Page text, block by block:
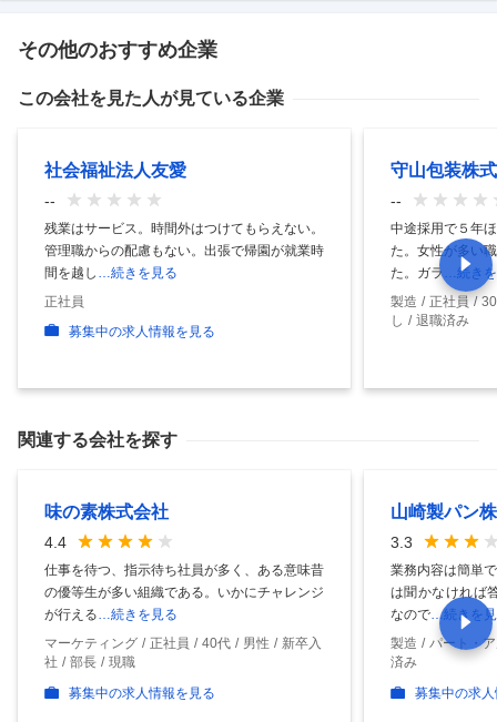
その他のおすすめ企業
この会社を見た人が見ている企業
社会福祉法人友愛
--
残業はサービス。時間外はつけてもらえない。
管理職からの配慮もない。出張で帰園が就業時
間を越し …続きを見る
正社員
募集中の求人情報を見る
守山包装株
--
中途採用で５年
た。女性が多い
た。ガラ …続き
製造
正社員
し
退職済み
関連する会社を探す
味の素株式会社
4.4
仕事を待つ、指示待ち社員が多く、ある意味昔
の優等生が多い組織である。いかにチャレンジ
が行える…続きを見る
マーケティング
正社員 40代 男性
新卒入
社
部長
現職
募集中の求人情報を見る
山崎製パン
3.3
業務内容は簡単
は聞かなければ
なので…続きを
製造
パート・
済み
募集中の求